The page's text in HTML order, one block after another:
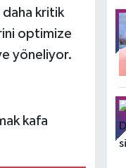
daha kritik
optimize
yöneliyor.
kafa